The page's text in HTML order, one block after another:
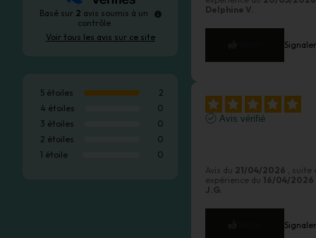
Basé sur 2 avis soumis à un
contrôle
Voir tous les avis sur ce site
5 étoiles
2
4 étoiles
0
3 étoiles
0
2 étoiles
0
1 étoile 0
Delphine V.
Signaler
Avis vérifié
Avis du 21/04/2026
, suite
expérience du 16/04/2026
J.G.
Signaler